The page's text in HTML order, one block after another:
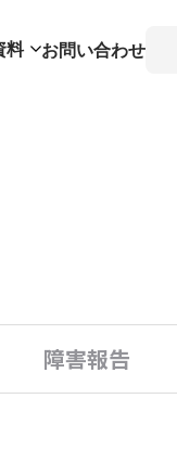
料 お問い合わせ
障害報告